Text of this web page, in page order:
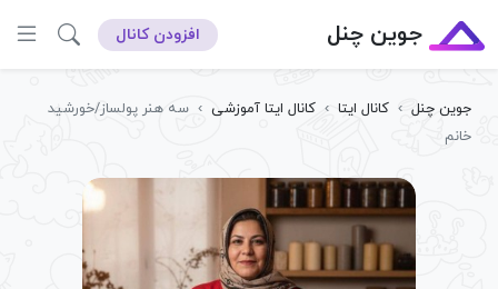
جوین چنل افزودن کانال
جوین چنل › کانال ایتا › کانال ایتا آموزشی › سه هنر پولساز/خورشید
خانم